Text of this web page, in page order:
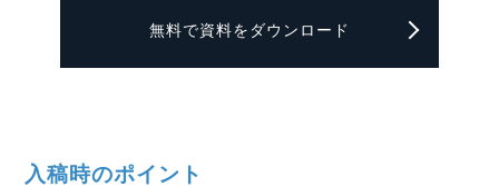
無料で資料をダウンロード
入稿時のポイント